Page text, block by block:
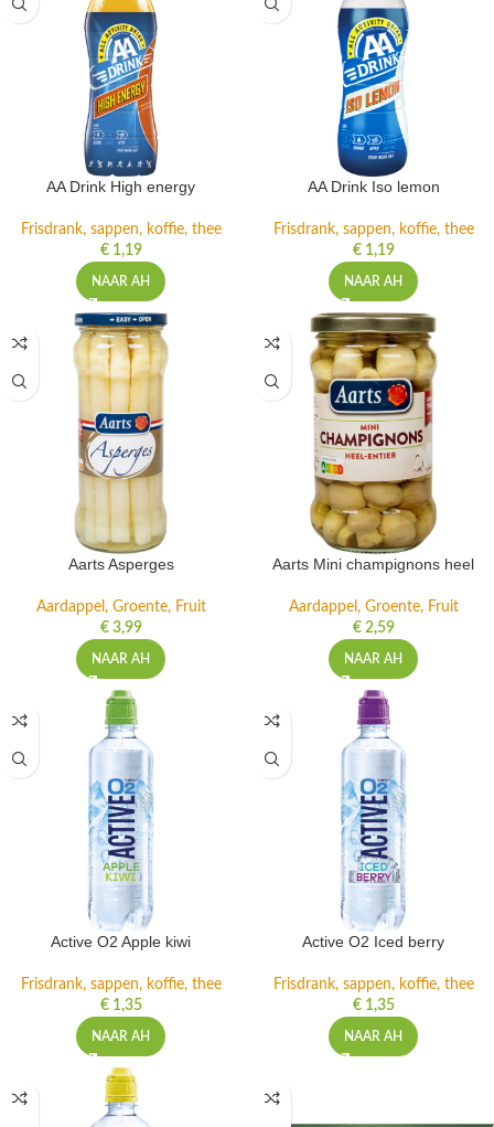
AA Drink High energy
Frisdrank, sappen, koffie, thee
€1,19
NAAR AH
AA Drink Iso lemon
Frisdrank, sappen, koffie, thee
€1,19
NAAR AH
Aarts Asperges
Aardappel, Groente, Fruit
€3,99
NAAR AH
Aarts Mini champignons heel
Aardappel, Groente, Fruit
€2,59
NAAR AH
Active O2 Apple kiwi
Frisdrank, sappen, koffie, thee
€1,35
NAAR AH
Active O2 Iced berry
Frisdrank, sappen, koffie, thee
€1,35
NAAR AH